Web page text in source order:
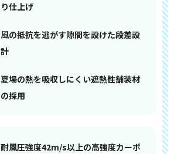
り仕上げ
風の抵抗を逃がす隙間を設けた段差設
計
夏場の熱を吸収しにくい遮熱性舗装材
の採用
耐風圧強度42m/s以上の高強度カーポ